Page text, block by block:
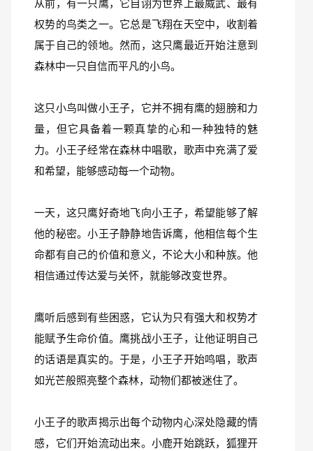
从前，有一只鹰，它自诩为世界上最威武、最有
权势的鸟类之一。它总是飞翔在天空中，收割着
属于自己的领地。然而，这只鹰最近开始注意到
森林中一只自信而平凡的小鸟。
这只小鸟叫做小王子，它并不拥有鹰的翅膀和力
量，但它具备着一颗真挚的心和一种独特的魅
力。小王子经常在森林中唱歌，歌声中充满了爱
和希望，能够感动每一个动物。
一天，这只鹰好奇地飞向小王子，希望能够了解
他的秘密。小王子静静地告诉鹰，他相信每个生
命都有自己的价值和意义，不论大小和种族。他
相信通过传达爱与关怀，就能够改变世界。
鹰听后感到有些困惑，它认为只有强大和权势才
能赋予生命价值。鹰挑战小王子，让他证明自己
的话语是真实的。于是，小王子开始鸣唱，歌声
如光芒般照亮整个森林，动物们都被迷住了。
小王子的歌声揭示出每个动物内心深处隐藏的情
感，它们开始流动出来。小鹿开始跳跃，狐狸开